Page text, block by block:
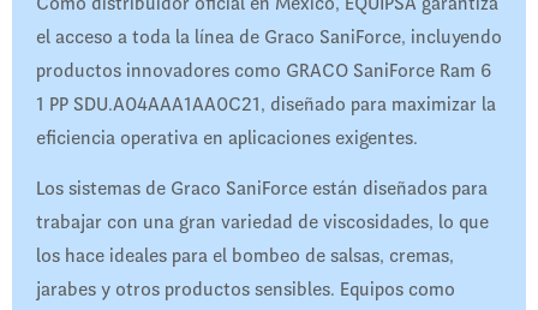
el acceso a toda la línea de Graco SaniForce, incluyendo
productos innovadores como GRACO SaniForce Ram 6
1 PP SDU.A04AAA1AA0C21, diseñado para maximizar la
eficiencia operativa en aplicaciones exigentes.
Los sistemas de Graco SaniForce están diseñados para
trabajar con una gran variedad de viscosidades, lo que
los hace ideales para el bombeo de salsas, cremas,
jarabes y otros productos sensibles. Equipos como